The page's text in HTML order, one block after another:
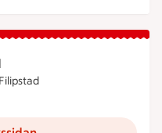
är öppen nu, stänger